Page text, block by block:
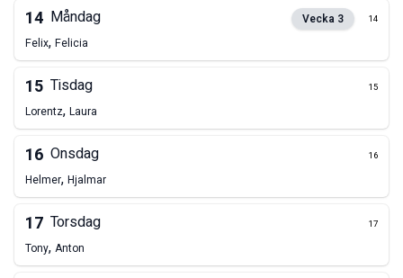
14 Måndag Vecka 3 14
Felix, Felicia
15 Tisdag 15
Lorentz, Laura
16 Onsdag 16
Helmer, Hjalmar
17 Torsdag 17
Tony, Anton